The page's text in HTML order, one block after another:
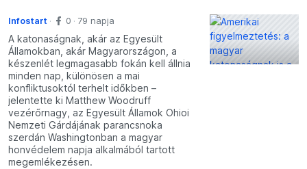
Infostart 0 79 napja
A katonaságnak, akár az Egyesült
Államokban, akár Magyarországon, a
készenlét legmagasabb fokán kell állnia
minden nap, különösen a mai
konfliktusoktól terhelt időkben –
jelentette ki Matthew Woodruff
vezérőrnagy, az Egyesült Államok Ohioi
Nemzeti Gárdájának parancsnoka
szerdán Washingtonban a magyar
honvédelem napja alkalmából tartott
megemlékezésen.